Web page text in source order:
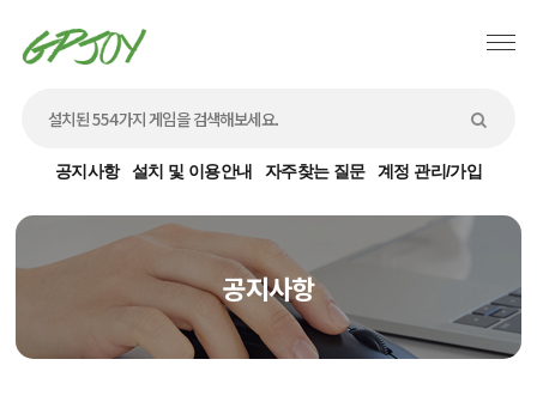
공지사항 설치 및 이용안내 자주찾는 질문 계정 관리/가입
공지사항